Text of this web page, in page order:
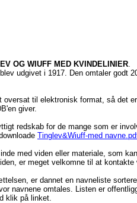
OG WIUFF MED KVINDELINIER.
udgivet i 1917. Den omtaler godt
oversat til elektronisk format, så det
giver.
redskab for de mange som er
Tinglev&Wiuff-med
med viden eller materiale, som
er meget velkomne til at
er dannet en navneliste
navnene omtales. Listen er
klik på linket.